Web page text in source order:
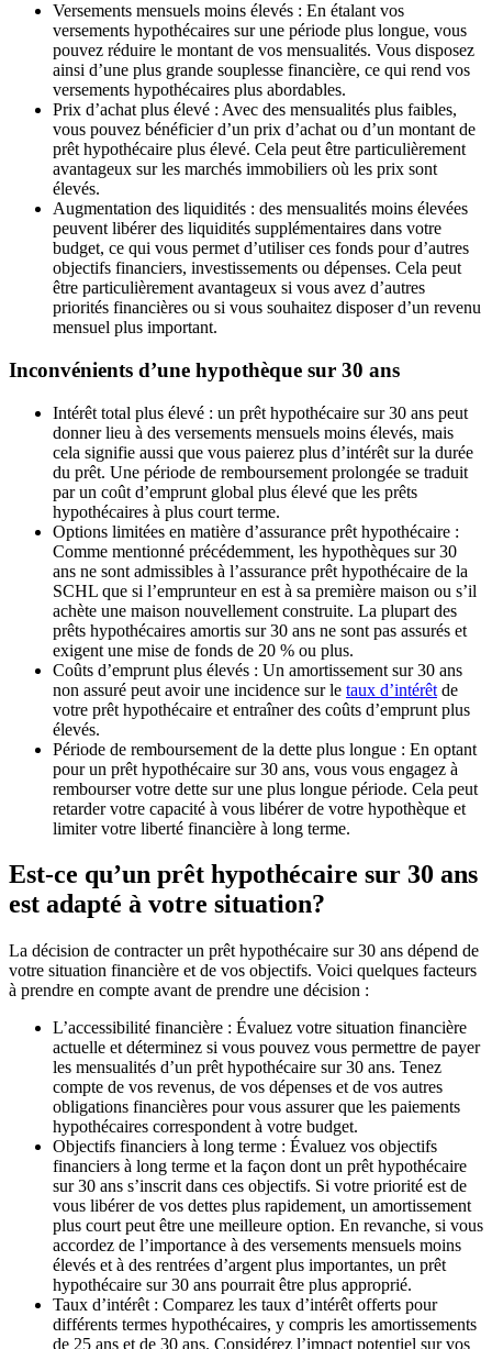
Versements mensuels moins élevés : En étalant vos
versements hypothécaires sur une période plus longue, vous
pouvez réduire le montant de vos mensualités. Vous disposez
ainsi d’une plus grande souplesse financière, ce qui rend vos
versements hypothécaires plus abordables.
Prix d’achat plus élevé : Avec des mensualités plus faibles,
vous pouvez bénéficier d’un prix d’achat ou d’un montant de
prêt hypothécaire plus élevé. Cela peut être particulièrement
avantageux sur les marchés immobiliers où les prix sont
élevés.
Augmentation des liquidités : des mensualités moins élevées
peuvent libérer des liquidités supplémentaires dans votre
budget, ce qui vous permet d’utiliser ces fonds pour d’autres
objectifs financiers, investissements ou dépenses. Cela peut
être particulièrement avantageux si vous avez d’autres
priorités financières ou si vous souhaitez disposer d’un revenu
mensuel plus important.
Inconvénients d’une hypothèque sur 30 ans
Intérêt total plus élevé : un prêt hypothécaire sur 30 ans peut
donner lieu à des versements mensuels moins élevés, mais
cela signifie aussi que vous paierez plus d’intérêt sur la durée
du prêt. Une période de remboursement prolongée se traduit
par un coût d’emprunt global plus élevé que les prêts
hypothécaires à plus court terme.
Options limitées en matière d’assurance prêt hypothécaire :
Comme mentionné précédemment, les hypothèques sur 30
ans ne sont admissibles à l’assurance prêt hypothécaire de la
SCHL que si l’emprunteur en est à sa première maison ou s’il
achète une maison nouvellement construite. La plupart des
prêts hypothécaires amortis sur 30 ans ne sont pas assurés et
exigent une mise de fonds de 20 % ou plus.
Coûts d’emprunt plus élevés : Un amortissement sur 30 ans
non assuré peut avoir une incidence sur le taux d’intérêt de
votre prêt hypothécaire et entraîner des coûts d’emprunt plus
élevés.
Période de remboursement de la dette plus longue : En optant
pour un prêt hypothécaire sur 30 ans, vous vous engagez à
rembourser votre dette sur une plus longue période. Cela peut
retarder votre capacité à vous libérer de votre hypothèque et
limiter votre liberté financière à long terme.
Est-ce qu’un prêt hypothécaire sur 30 ans
est adapté à votre situation?
La décision de contracter un prêt hypothécaire sur 30 ans dépend de
votre situation financière et de vos objectifs. Voici quelques facteurs
à prendre en compte avant de prendre une décision :
L’accessibilité financière : Évaluez votre situation financière
actuelle et déterminez si vous pouvez vous permettre de payer
les mensualités d’un prêt hypothécaire sur 30 ans. Tenez
compte de vos revenus, de vos dépenses et de vos autres
obligations financières pour vous assurer que les paiements
hypothécaires correspondent à votre budget.
Objectifs financiers à long terme : Évaluez vos objectifs
financiers à long terme et la façon dont un prêt hypothécaire
sur 30 ans s’inscrit dans ces objectifs. Si votre priorité est de
vous libérer de vos dettes plus rapidement, un amortissement
plus court peut être une meilleure option. En revanche, si vous
accordez de l’importance à des versements mensuels moins
élevés et à des rentrées d’argent plus importantes, un prêt
hypothécaire sur 30 ans pourrait être plus approprié.
Taux d’intérêt : Comparez les taux d’intérêt offerts pour
différents termes hypothécaires, y compris les amortissements
de 25 ans et de 30 ans. Considérez l’impact potentiel sur vos